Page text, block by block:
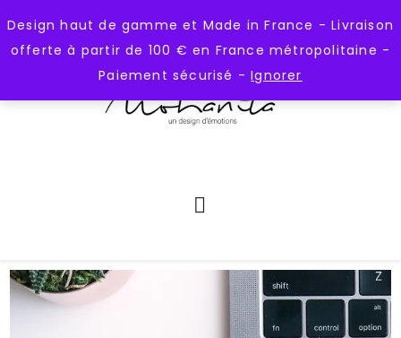
Design haut de gamme et Made in France - Livraison
offerte à partir de 100 € en France métropolitaine -
Paiement sécurisé -Ignorer